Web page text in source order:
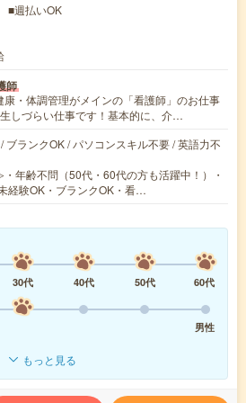
■週払いOK
師
・体調管理がメインの「看護師」のお仕事
しづらい仕事です！基本的に、介…
ブランクOK / パソコンスキル不要 / 英語力不
年齢不問（50代・60代の方も活躍中！）・
経験OK・ブランクOK・看…
30代 40代 50代
60代
男性
もっと見る